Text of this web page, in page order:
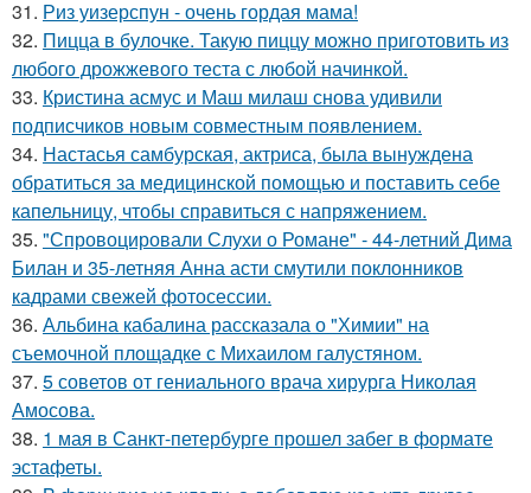
31. Риз уизерспун - очень гордая мама!
32. Пицца в булочке. Такую пиццу можно приготовить из
любого дрожжевого теста с любой начинкой.
33. Кристина асмус и Маш милаш снова удивили
подписчиков новым совместным появлением.
34. Настасья самбурская, актриса, была вынуждена
обратиться за медицинской помощью и поставить себе
капельницу, чтобы справиться с напряжением.
35. "Спровоцировали Слухи о Романе" - 44-летний Дима
Билан и 35-летняя Анна асти смутили поклонников
кадрами свежей фотосессии.
36. Альбина кабалина рассказала о "Химии" на
съемочной площадке с Михаилом галустяном.
37. 5 советов от гениального врача хирурга Николая
Амосова.
38. 1 мая в Санкт-петербурге прошел забег в формате
эстафеты.